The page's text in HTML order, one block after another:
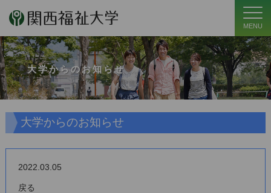
MENU
大学からのお知らせ
大学からのお知らせ
2022.03.05
戻る